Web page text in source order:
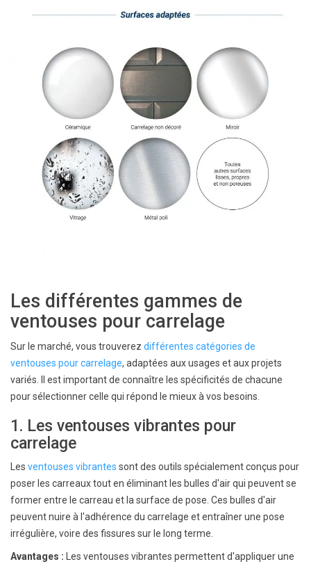
Les différentes gammes de
ventouses pour carrelage
Sur le marché, vous trouverez différentes catégories de
ventouses pour carrelage, adaptées aux usages et aux projets
variés. Il est important de connaître les spécificités de chacune
pour sélectionner celle qui répond le mieux à vos besoins.
1. Les ventouses vibrantes pour
carrelage
Les ventouses vibrantes sont des outils spécialement conçus pour
poser les carreaux tout en éliminant les bulles d'air qui peuvent se
former entre le carreau et la surface de pose. Ces bulles d'air
peuvent nuire à l'adhérence du carrelage et entraîner une pose
irrégulière, voire des fissures sur le long terme.
Avantages : Les ventouses vibrantes permettent d'appliquer une